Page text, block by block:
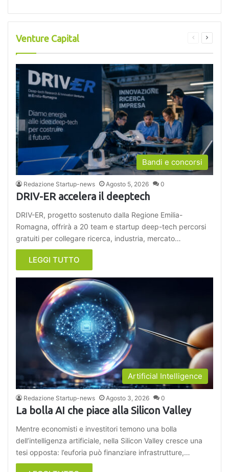
Venture Capital
PaginaPagina
Bandi e concorsi
Redazione Startup-news Agosto 5, 2026 0
DRIV-ER accelera il deeptech
DRIV-ER, progetto sostenuto dalla Regione Emilia-
Romagna, offrirà a 20 team e startup deep-tech percorsi
gratuiti per collegare ricerca, industria, mercato…
LEGGI TUTTO
Artificial Intelligence
Redazione Startup-news Agosto 3, 2026 0
La bolla AI che piace alla Silicon Valley
Mentre economisti e investitori temono una bolla
dell’intelligenza artificiale, nella Silicon Valley cresce una
tesi opposta: l’euforia può finanziare infrastrutture,…